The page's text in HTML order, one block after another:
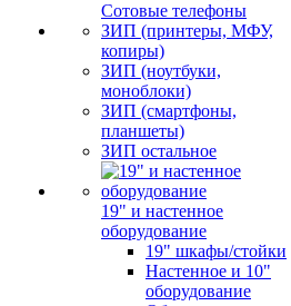
Сотовые телефоны
ЗИП (принтеры, МФУ,
копиры)
ЗИП (ноутбуки,
моноблоки)
ЗИП (смартфоны,
планшеты)
ЗИП остальное
19" и настенное
оборудование
19" шкафы/стойки
Настенное и 10"
оборудование